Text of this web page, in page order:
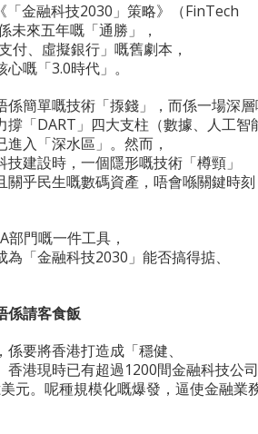
金融科技2030」策略》（FinTech
未來五年嘅「通勝」，
付、虛擬銀行」嘅舊劇本，
嘅「3.0時代」。
簡單嘅技術「揼錢」，而係一場深
「DART」四大支柱（數據、人工智
入「深水區」。然而，
建設時，一個隱形嘅技術「樽頸」
乎民生嘅數碼資產，唔會喺關鍵時刻
門嘅一件工具，
「金融科技2030」能否搞得掂、
係請客食飯
要將香港打造成「穩健、
港現時已有超過1200間金融科技公司
元。呢種規模化嘅爆發，逼使金融業